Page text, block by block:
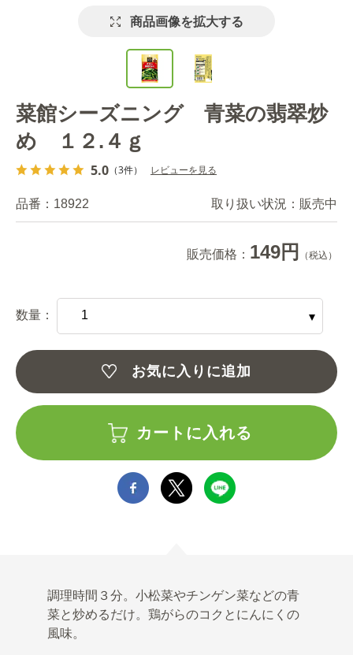
商品画像を拡大する
菜館シーズニング 青菜の翡翠炒
め １２.４ｇ
5.0 （3件） レビューを見る
品番： 18922 取り扱い状況： 販売中
販売価格： 149円 （税込）
数量：
お気に入りに追加
カートに入れる
調理時間３分。小松菜やチンゲン菜などの青
菜と炒めるだけ。鶏がらのコクとにんにくの
風味。